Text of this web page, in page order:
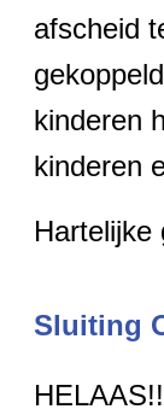
afscheid
kinderen
kinderen
Hartelijke
Sluiting